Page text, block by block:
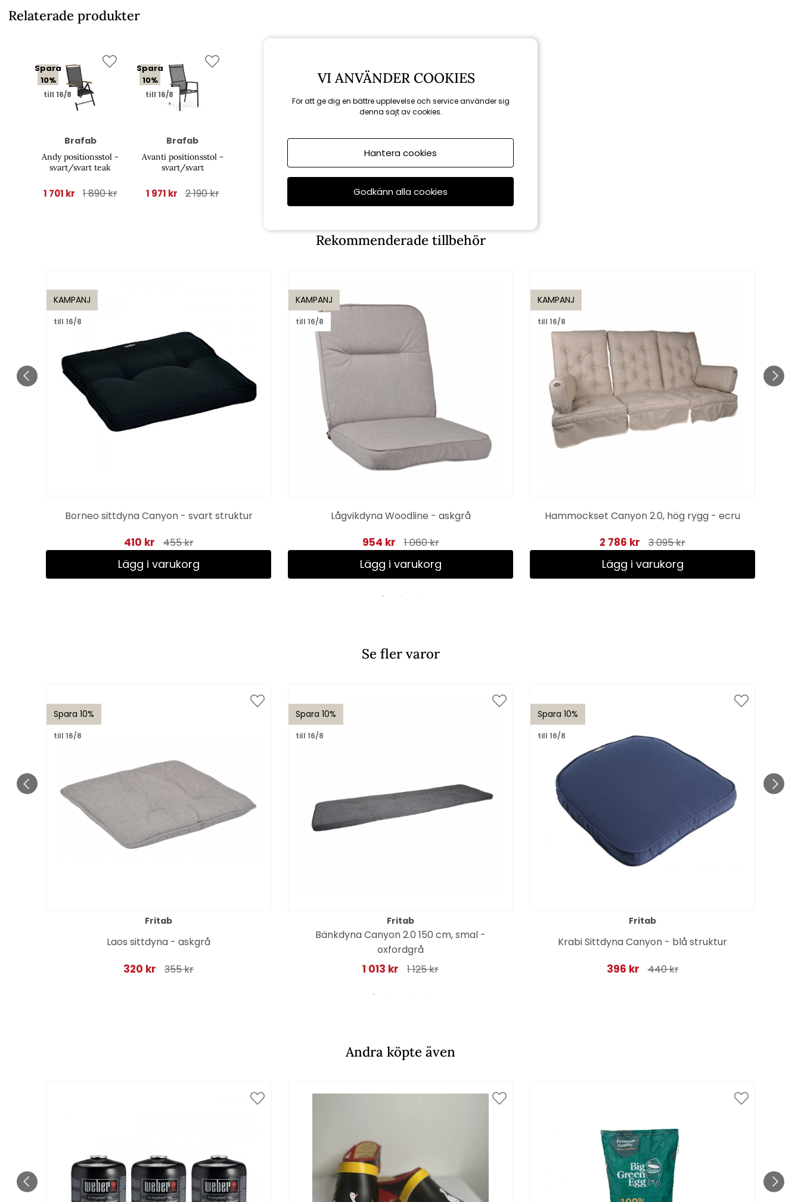
Relaterade produkter
Spara
10%
till 16/8
Brafab
Andy positionsstol -
svart/svart teak
1 701 kr 1 890 kr
Spara
10%
till 16/8
Brafab
Avanti positionsstol -
svart/svart
1 971 kr 2 190 kr
Rekommenderade tillbehör
KAMPANJ
till 16/8
Borneo sittdyna Canyon - svart struktur
410 kr 455 kr
Lägg i varukorg
KAMPANJ
till 16/8
Lågvikdyna Woodline - askgrå
954 kr 1 060 kr
Lägg i varukorg
KAMPANJ
till 16/8
Hammockset Canyon 2.0, hög rygg - ecru
2 786 kr 3 095 kr
Lägg i varukorg
Se fler varor
Spara 10%
till 16/8
Fritab
Laos sittdyna - askgrå
320 kr 355 kr
Spara 10%
till 16/8
Fritab
Bänkdyna Canyon 2.0 150 cm, smal -
oxfordgrå
1 013 kr 1 125 kr
Spara 10%
till 16/8
Fritab
Krabi Sittdyna Canyon - blå struktur
396 kr 440 kr
Andra köpte även
VI ANVÄNDER COOKIES
För att ge dig en bättre upplevelse och service använder sig
denna sajt av cookies.
Hantera cookies
Godkänn alla cookies